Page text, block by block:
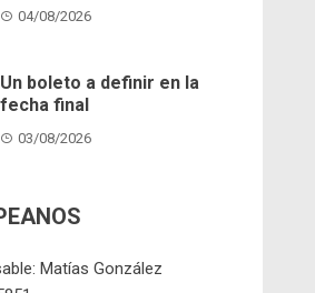
04/08/2026
Un boleto a definir en la
fecha final
03/08/2026
Matías González